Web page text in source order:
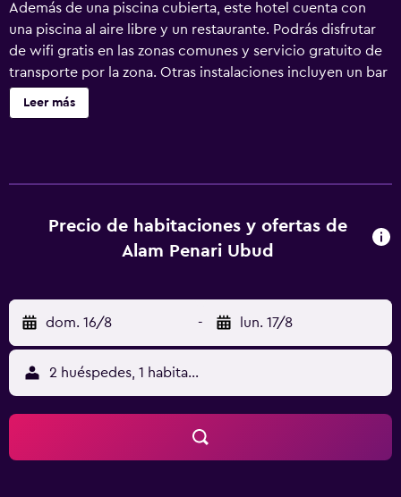
Además de una piscina cubierta, este hotel cuenta con
una piscina al aire libre y un restaurante. Podrás disfrutar
de wifi gratis en las zonas comunes y servicio gratuito de
transporte por la zona. Otras instalaciones incluyen un bar
o lounge, una piscina infantil y servicios de conserjería.
Alam Penari Ubud ofrece 18 alojamientos con aire
alojamiento permite a sus clientes elegir el tipo de
almohada. Se ofrece una televisión LED de 40 pulgadas
ducha con cabezal de ducha tipo lluvia, zapatillas,
artículos de higiene personal de diseño y bidé. Este hotel
en Ubud ofrece acceso a Internet wifi gratis. Entre las
comodidades especialmente pensadas para las personas
en viaje de negocios se incluyen escritorio, sillas de
oficina y teléfono. Las habitaciones también incluyen
botella de agua gratuita y cafetera y tetera. Es posible
solicitar masajes en la habitación, tabla de planchar con
Leer más
Precio de habitaciones y ofertas de
Alam Penari Ubud
dom. 16/8 - lun. 17/8
2 huéspedes, 1 habitación